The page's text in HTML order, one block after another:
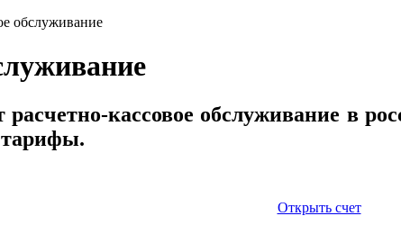
обслуживание
кассовое обслуживание в
тарифы.
Открыть счет